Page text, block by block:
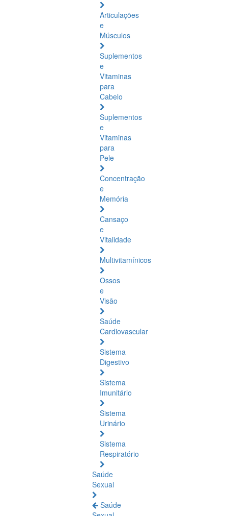
Articulações
e
Músculos
Suplementos
e
Vitaminas
para
Cabelo
Suplementos
e
Vitaminas
para
Pele
Concentração
e
Memória
Cansaço
e
Vitalidade
Multivitamínicos
Ossos
e
Visão
Saúde
Cardiovascular
Sistema
Digestivo
Sistema
Imunitário
Sistema
Urinário
Sistema
Respiratório
Saúde
Sexual
Saúde